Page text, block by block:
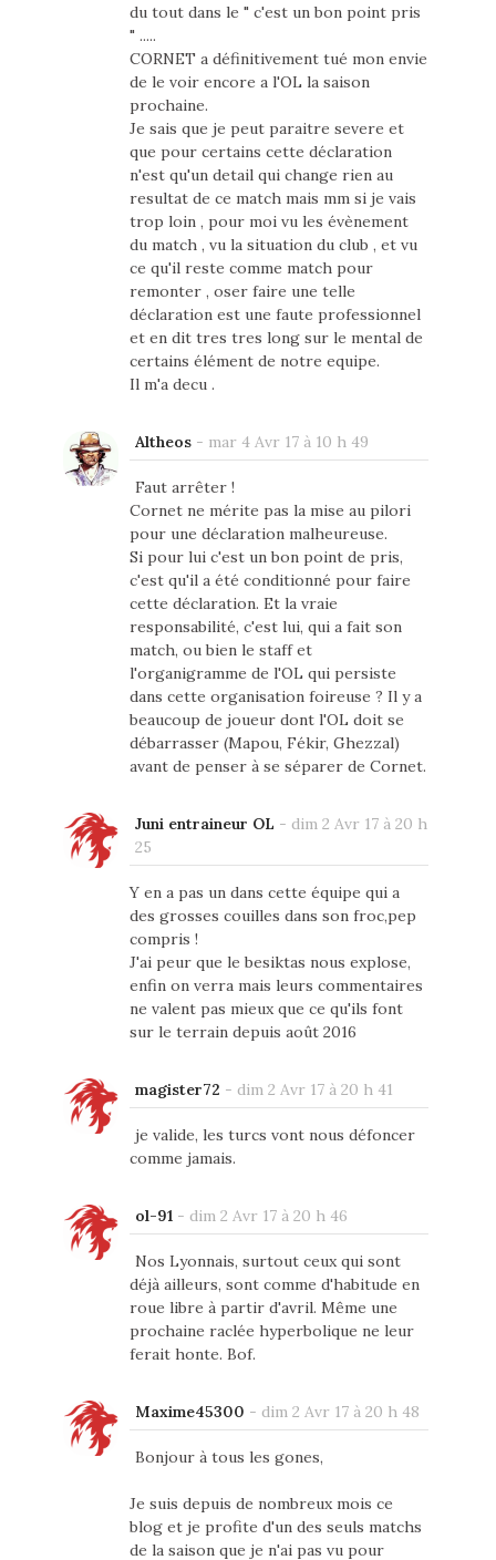
du tout dans le " c'est un bon point pris
" .....
CORNET a définitivement tué mon envie
de le voir encore a l'OL la saison
prochaine.
Je sais que je peut paraitre severe et
que pour certains cette déclaration
n'est qu'un detail qui change rien au
resultat de ce match mais mm si je vais
trop loin , pour moi vu les évènement
du match , vu la situation du club , et vu
ce qu'il reste comme match pour
remonter , oser faire une telle
déclaration est une faute professionnel
et en dit tres tres long sur le mental de
certains élément de notre equipe.
Il m'a decu .
Altheos- mar 4 Avr 17 à 10 h 49
Faut arrêter !
Cornet ne mérite pas la mise au pilori
pour une déclaration malheureuse.
Si pour lui c'est un bon point de pris,
c'est qu'il a été conditionné pour faire
cette déclaration. Et la vraie
responsabilité, c'est lui, qui a fait son
match, ou bien le staff et
l'organigramme de l'OL qui persiste
dans cette organisation foireuse ? Il y a
beaucoup de joueur dont l'OL doit se
débarrasser (Mapou, Fékir, Ghezzal)
avant de penser à se séparer de Cornet.
Juni entraineur OL - dim 2 Avr 17 à 20 h
25
Y en a pas un dans cette équipe qui a
des grosses couilles dans son froc,pep
compris !
J'ai peur que le besiktas nous explose,
enfin on verra mais leurs commentaires
ne valent pas mieux que ce qu'ils font
sur le terrain depuis août 2016
magister72 - dim 2 Avr 17 à 20 h 41
je valide, les turcs vont nous défoncer
comme jamais.
ol-91- dim 2 Avr 17 à 20 h 46
Nos Lyonnais, surtout ceux qui sont
déjà ailleurs, sont comme d'habitude en
roue libre à partir d'avril. Même une
prochaine raclée hyperbolique ne leur
ferait honte. Bof.
Maxime45300 - dim 2 Avr 17 à 20 h 48
Bonjour à tous les gones,
Je suis depuis de nombreux mois ce
blog et je profite d'un des seuls matchs
de la saison que je n'ai pas vu pour